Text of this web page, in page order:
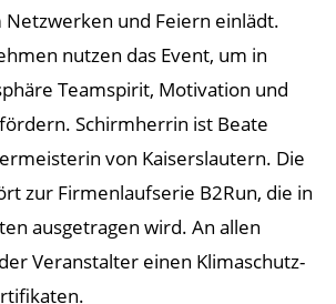
Netzwerken und Feiern einlädt.
nutzen das Event, um in
Teamspirit, Motivation und
Schirmherrin ist Beate
von Kaiserslautern. Die
zur Firmenlaufserie B2Run, die in
ausgetragen wird. An allen
Veranstalter einen Klimaschutz-